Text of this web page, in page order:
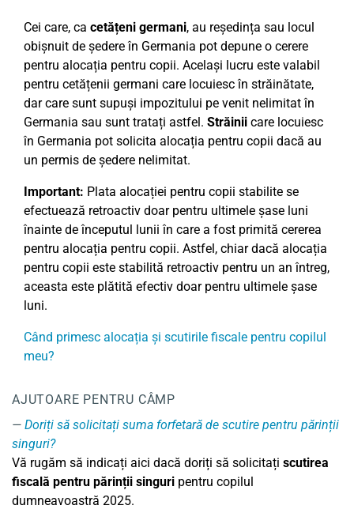
Cei care, ca cetățeni germani, au reședința sau locul
obișnuit de ședere în Germania pot depune o cerere
pentru alocația pentru copii. Același lucru este valabil
pentru cetățenii germani care locuiesc în străinătate,
dar care sunt supuși impozitului pe venit nelimitat în
Germania sau sunt tratați astfel. Străinii care locuiesc
în Germania pot solicita alocația pentru copii dacă au
un permis de ședere nelimitat.
Important: Plata alocației pentru copii stabilite se
efectuează retroactiv doar pentru ultimele șase luni
înainte de începutul lunii în care a fost primită cererea
pentru alocația pentru copii. Astfel, chiar dacă alocația
pentru copii este stabilită retroactiv pentru un an întreg,
aceasta este plătită efectiv doar pentru ultimele șase
luni.
Când primesc alocația și scutirile fiscale pentru copilul
meu?
AJUTOARE PENTRU CÂMP
Doriți să solicitați suma forfetară de scutire pentru părinții
singuri?
Vă rugăm să indicați aici dacă doriți să solicitați scutirea
fiscală pentru părinții singuri pentru copilul
dumneavoastră 2025.